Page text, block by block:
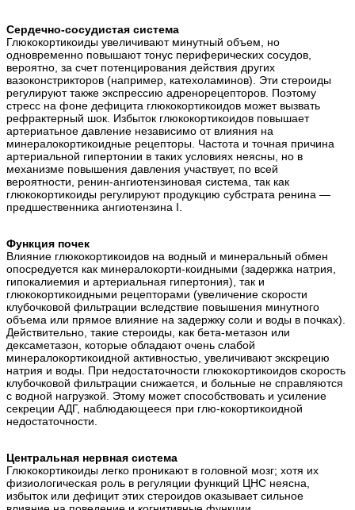
Сердечно-сосудистая система
Глюкокортикоиды увеличивают минутный объем, но
одновременно повышают тонус периферических сосудов,
вероятно, за счет потенцирования действия других
вазоконстрикторов (например, катехоламинов). Эти стероиды
регулируют также экспрессию адренорецепторов. Поэтому
стресс на фоне дефицита глюкокортикоидов может вызвать
рефрактерный шок. Избыток глюкокортикоидов повышает
артериатьное давление независимо от влияния на
минералокортикоидные рецепторы. Частота и точная причина
артериальной гипертонии в таких условиях неясны, но в
механизме повышения давления участвует, по всей
вероятности, ренин-ангиотензиновая система, так как
глюкокортикоиды регулируют продукцию субстрата ренина —
предшественника ангиотензина I.
Функция почек
Влияние глюкокортикоидов на водный и минеральный обмен
опосредуется как минералокорти-коидными (задержка натрия,
гипокалиемия и артериальная гипертония), так и
глюкокортикоидными рецепторами (увеличение скорости
клубочковой фильтрации вследствие повышения минутного
объема или прямое влияние на задержку соли и воды в почках).
Действительно, такие стероиды, как бета-метазон или
дексаметазон, которые обладают очень слабой
минералокортикоидной активностью, увеличивают экскрецию
натрия и воды. При недостаточности глюкокортикоидов скорость
клубочковой фильтрации снижается, и больные не справляются
с водной нагрузкой. Этому может способствовать и усиление
секреции АДГ, наблюдающееся при глю-кокортикоидной
недостаточности.
Центральная нервная система
Глюкокортикоиды легко проникают в головной мозг; хотя их
физиологическая роль в регуляции функций ЦНС неясна,
избыток или дефицит этих стероидов оказывает сильное